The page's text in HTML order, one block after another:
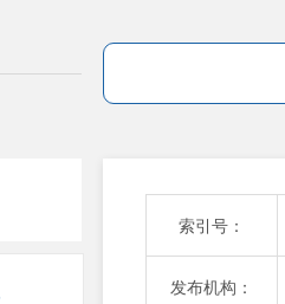
索引号：
发布机构：